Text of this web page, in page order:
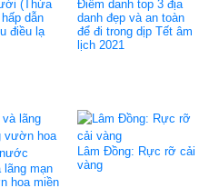
(Thừa
dẫn
điều lạ
Điểm danh top 3 địa
danh đẹp và an toàn
để đi trong dịp Tết âm
lịch 2021
lãng mạn
hoa miền
Lâm Đồng: Rực rỡ cải
vàng